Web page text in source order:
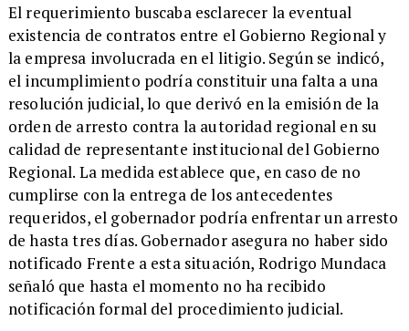
El requerimiento buscaba esclarecer la eventual
existencia de contratos entre el Gobierno Regional y
la empresa involucrada en el litigio. Según se indicó,
el incumplimiento podría constituir una falta a una
resolución judicial, lo que derivó en la emisión de la
orden de arresto contra la autoridad regional en su
calidad de representante institucional del Gobierno
Regional. La medida establece que, en caso de no
cumplirse con la entrega de los antecedentes
requeridos, el gobernador podría enfrentar un arresto
de hasta tres días. Gobernador asegura no haber sido
notificado Frente a esta situación, Rodrigo Mundaca
señaló que hasta el momento no ha recibido
notificación formal del procedimiento judicial.